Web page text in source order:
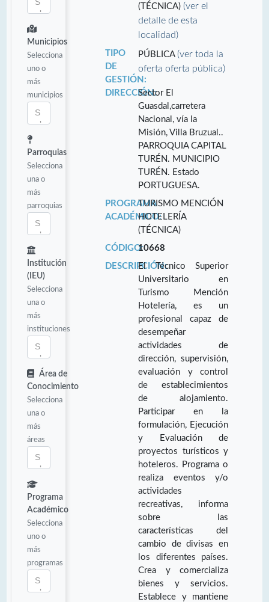
Municipios
Selecciona
uno o
más
municipios
Parroquias
Selecciona
una o
más
parroquias
Institución
(IEU)
Selecciona
una o
más
instituciones
Área de
Conocimiento
Selecciona
una o
más
áreas
Programa
Académico
Selecciona
uno o
más
programas
(TÉCNICA)(ver el
detalle de esta
localidad)
TIPO
DE
GESTIÓN:
PÚBLICA(ver toda la
oferta oferta pública)
DIRECCIÓN:
Sector El
Guasdal,carretera
Nacional, vía la
Misión, Villa Bruzual..
PARROQUIA CAPITAL
TURÉN. MUNICIPIO
TURÉN. Estado
PORTUGUESA.
PROGRAMA
ACADÉMICO:
TURISMO MENCIÓN
HOTELERÍA
(TÉCNICA)
CÓDIGO:10668
DESCRIPCIÓN:El Técnico Superior
Universitario en
Turismo Mención
Hotelería, es un
profesional capaz de
desempeñar
actividades de
dirección, supervisión,
evaluación y control
de establecimientos
de alojamiento.
Participar en la
formulación, Ejecución
y Evaluación de
proyectos turísticos y
hoteleros. Programa o
realiza eventos y/o
actividades
recreativas, informa
sobre las
características del
cambio de divisas en
los diferentes países.
Crea y comercializa
bienes y servicios.
Establece y mantiene